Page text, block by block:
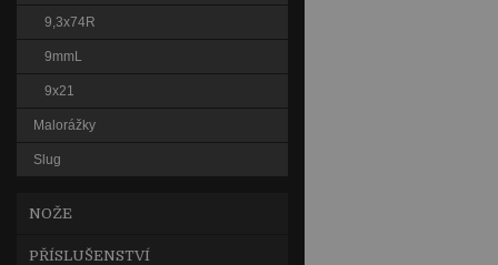
9,3x74R
9mmL
9x21
Malorážky
Slug
NOŽE
PŘÍSLUŠENSTVÍ